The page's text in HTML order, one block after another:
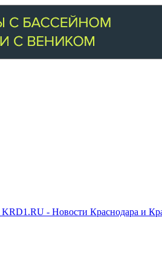
KRD1.RU - Новости Краснодара и